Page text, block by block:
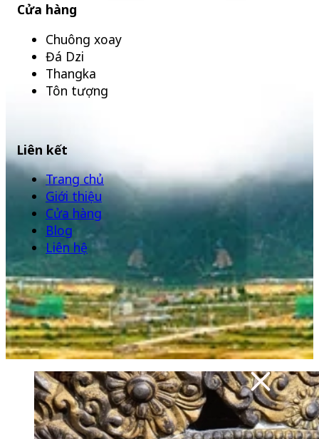
Cửa hàng
Chuông xoay
Đá Dzi
Thangka
Tôn tượng
Liên kết
Trang chủ
Giới thiệu
Cửa hàng
Blog
Liên hệ